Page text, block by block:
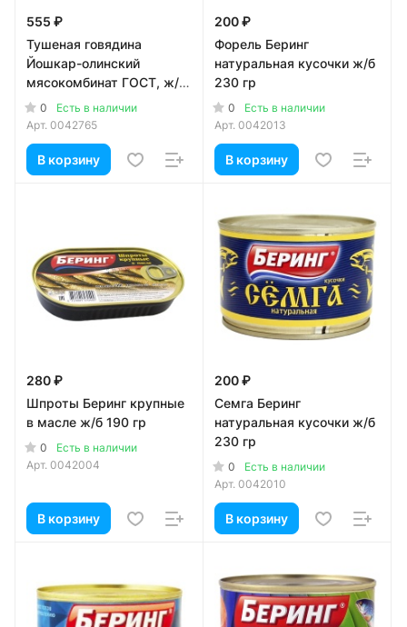
555 ₽
Тушеная говядина
Йошкар-олинский
мясокомбинат ГОСТ, ж/б,
325 гр
0
Есть в наличии
Арт. 0042765
В корзину
200 ₽
Форель Беринг
натуральная кусочки ж/б
230 гр
0
Есть в наличии
Арт. 0042013
В корзину
280 ₽
Шпроты Беринг крупные
в масле ж/б 190 гр
0
Есть в наличии
Арт. 0042004
В корзину
200 ₽
Семга Беринг
натуральная кусочки ж/б
230 гр
0
Есть в наличии
Арт. 0042010
В корзину